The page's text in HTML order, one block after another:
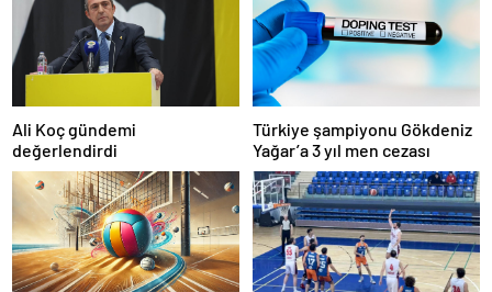
Ali Koç gündemi
değerlendirdi
Türkiye şampiyonu Gökdeniz
Yağar’a 3 yıl men cezası